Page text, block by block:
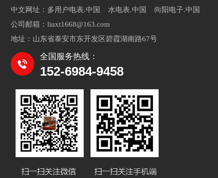
中文网址：多用户电表.中国 水电表.中国 向阳电子.中国
公司邮箱：liuxt1668@163.com
地址：山东省泰安市东开发区碧霞湖南路67号
全国服务热线：
152-6984-9458